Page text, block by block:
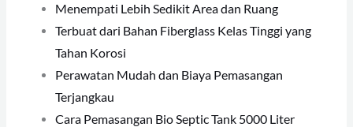
Menempati Lebih Sedikit Area dan Ruang
Terbuat dari Bahan Fiberglass Kelas Tinggi yang
Tahan Korosi
Perawatan Mudah dan Biaya Pemasangan
Terjangkau
Cara Pemasangan Bio Septic Tank 5000 Liter